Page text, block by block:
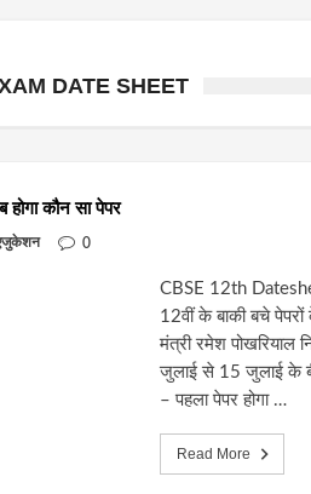
DATE SHEET
होगा कौन सा पेपर
0
CBSE 12th
12वीं के बाकी बचे
मंत्री रमेश पोखरियाल
जुलाई से 15 जुलाई के
– पहला पेपर होगा …
Read More